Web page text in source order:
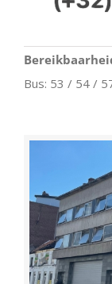
Bus: 53 / 54 /